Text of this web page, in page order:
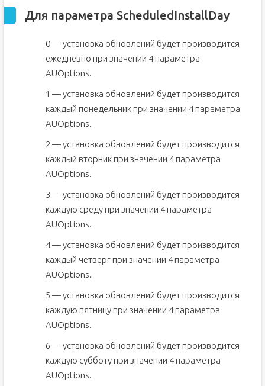
Для параметра ScheduledInstallDay
0 — установка обновлений будет производится
ежедневно при значении 4 параметра
AUOptions.
1 — установка обновлений будет производится
каждый понедельник при значении 4 параметра
AUOptions.
2 — установка обновлений будет производится
каждый вторник при значении 4 параметра
AUOptions.
3 — установка обновлений будет производится
каждую среду при значении 4 параметра
AUOptions.
4 — установка обновлений будет производится
каждый четверг при значении 4 параметра
AUOptions.
5 — установка обновлений будет производится
каждую пятницу при значении 4 параметра
AUOptions.
6 — установка обновлений будет производится
каждую субботу при значении 4 параметра
AUOptions.